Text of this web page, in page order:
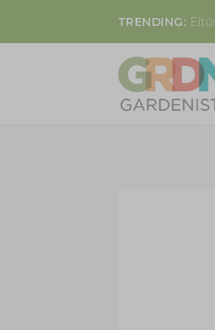
TRENDING: